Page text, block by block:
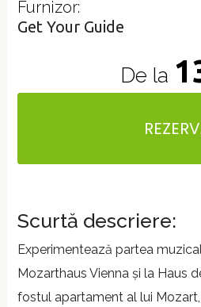
Furnizor:
Get Your Guide
De la
Scurtă descriere:
Experimentează partea
Mozarthaus Vienna și la Haus
fostul apartament al lui